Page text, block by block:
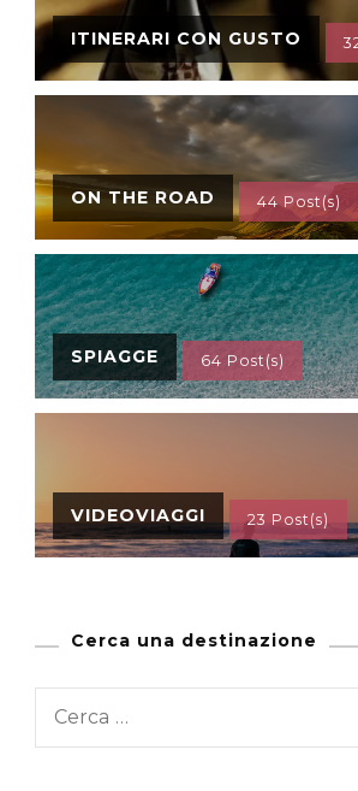
ITINERARI CON GUSTO
ON THE ROAD 44 Post(s)
SPIAGGE 64 Post(s)
VIDEOVIAGGI 23 Post(s)
Cerca una destinazione
Ricerca